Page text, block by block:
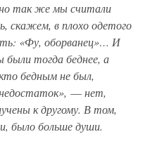
так же мы считали
скажем, в плохо одетого
«Фу, оборванец»… И
были тогда беднее, а
бедным не был,
—нет,
к другому. В том,
было больше души.